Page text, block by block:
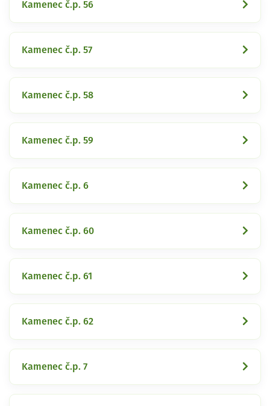
Kamenec č.p. 56
Kamenec č.p. 57
Kamenec č.p. 58
Kamenec č.p. 59
Kamenec č.p. 6
Kamenec č.p. 60
Kamenec č.p. 61
Kamenec č.p. 62
Kamenec č.p. 7